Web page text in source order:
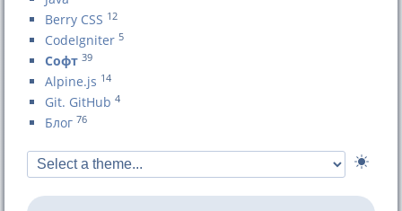
Berry CSS 12
CodeIgniter 5
Софт 39
Alpine.js 14
Git. GitHub 4
Блог 76